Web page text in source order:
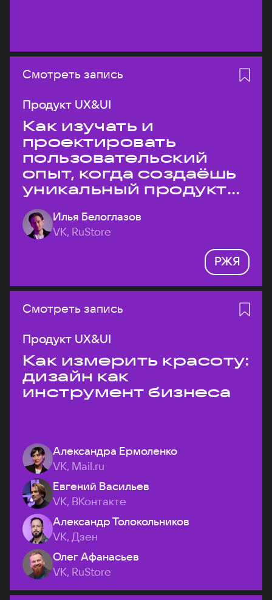
Смотреть запись
Продукт UX&UI
Как изучать и
проектировать
пользовательский
опыт, когда создаёшь
уникальный продукт
на рынке?
Илья Белоглазов
VK, RuStore
РЖЯ
Смотреть запись
Продукт UX&UI
Как измерить красоту:
дизайн как
инструмент бизнеса
Александра Ермоленко
VK, Mail.ru
Евгений Васильев
VK, ВКонтакте
Александр Толокольников
VK, Дзен
Олег Афанасьев
VK, RuStore